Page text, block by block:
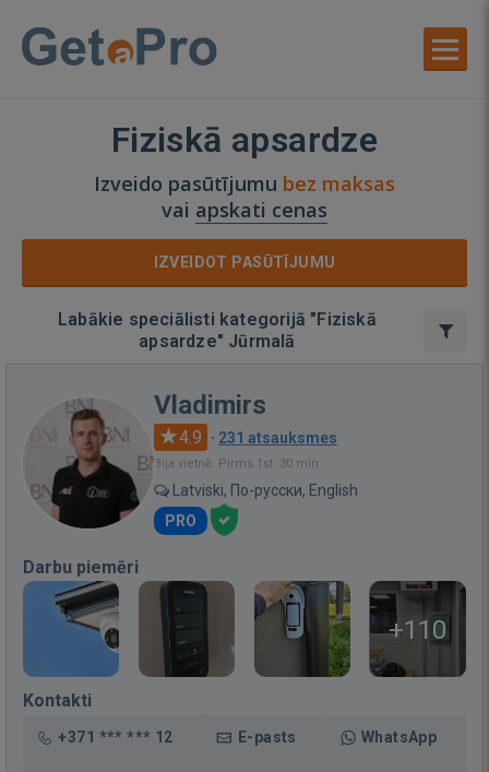
Fiziskā apsardze
Izveido pasūtījumu bez maksas
vai apskati cenas
IZVEIDOT PASŪTĪJUMU
Labākie speciālisti kategorijā "Fiziskā
apsardze" Jūrmalā
Vladimirs
4.9 · 231 atsauksmes
Bija vietnē: Pirms 1st. 30 min.
Latviski, По-русски, English
PRO
Darbu piemēri
+110
Kontakti
+371 *** *** 12 E-pasts WhatsApp